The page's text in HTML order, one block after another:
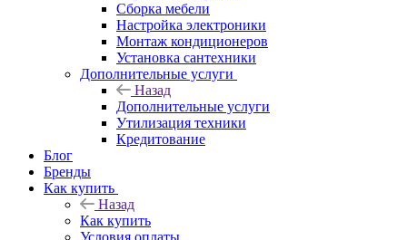
Сборка мебели
Настройка электроники
Монтаж кондиционеров
Установка сантехники
Дополнительные услуги
Назад
Дополнительные услуги
Утилизация техники
Кредитование
Блог
Бренды
Как купить
Назад
Как купить
Условия оплаты